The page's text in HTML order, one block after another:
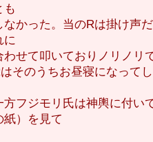
も
なかった。当のRは掛け声
に
わせて叩いておりノリノ
そのうちお昼寝になって
方フジモリ氏は神輿に付い
紙）を見て